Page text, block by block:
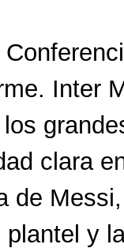
Inter
clara
de
y